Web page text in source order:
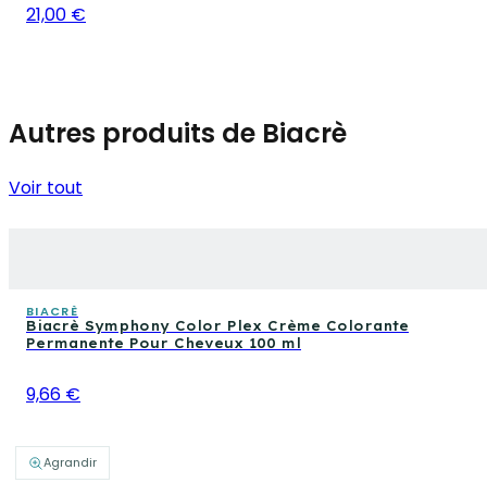
Agrandir
21,00 €
Autres produits de Biacrè
Voir tout
BIACRÈ
Biacrè Symphony Color Plex Crème Colorante
Permanente Pour Cheveux 100 ml
9,66 €